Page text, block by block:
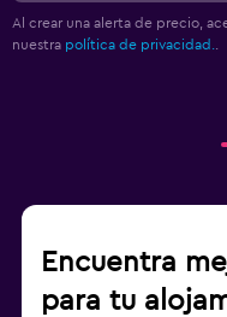
Al crear una alerta de precio,
nuestra política de privacidad.
Encuentra
para tu